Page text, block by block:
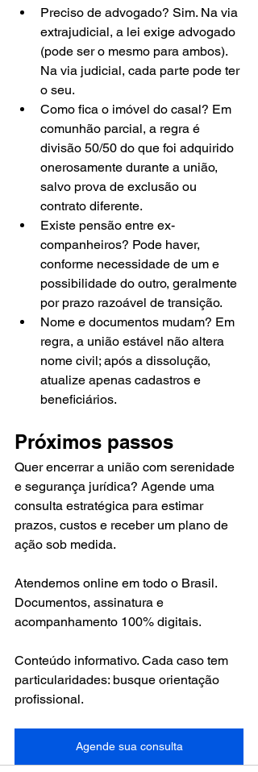
Preciso de advogado? Sim. Na via
extrajudicial, a lei exige advogado
(pode ser o mesmo para ambos).
Na via judicial, cada parte pode ter
o seu.
Como fica o imóvel do casal? Em
comunhão parcial, a regra é
divisão 50/50 do que foi adquirido
onerosamente durante a união,
salvo prova de exclusão ou
contrato diferente.
Existe pensão entre ex-
companheiros? Pode haver,
conforme necessidade de um e
possibilidade do outro, geralmente
por prazo razoável de transição.
Nome e documentos mudam? Em
regra, a união estável não altera
nome civil; após a dissolução,
atualize apenas cadastros e
beneficiários.
Próximos passos
Quer encerrar a união com serenidade
e segurança jurídica? Agende uma
consulta estratégica para estimar
prazos, custos e receber um plano de
ação sob medida.
Atendemos online em todo o Brasil.
Documentos, assinatura e
acompanhamento 100% digitais.
Conteúdo informativo. Cada caso tem
particularidades: busque orientação
profissional.
Agende sua consulta